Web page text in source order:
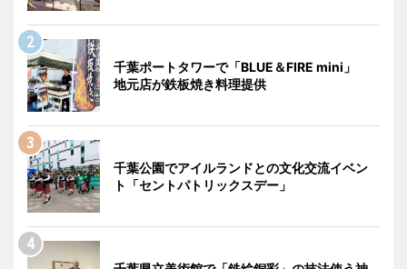
千葉ポートタワーで「BLUE＆FIRE mini」
地元店が鉄板焼き料理提供
千葉公園でアイルランドとの文化交流イベン
ト「セントパトリックスデー」